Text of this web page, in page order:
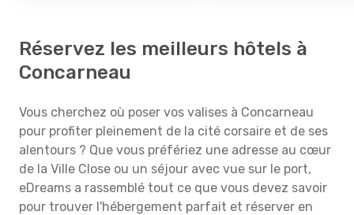
Réservez les meilleurs hôtels à
Concarneau
Vous cherchez où poser vos valises à Concarneau
pour profiter pleinement de la cité corsaire et de ses
alentours ? Que vous préfériez une adresse au cœur
de la Ville Close ou un séjour avec vue sur le port,
eDreams a rassemblé tout ce que vous devez savoir
pour trouver l'hébergement parfait et réserver en